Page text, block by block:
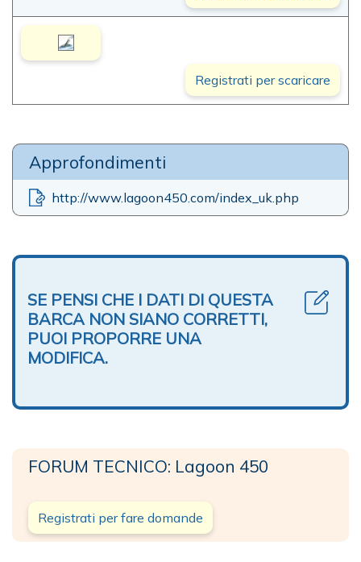
Registrati per scaricare
Approfondimenti
http://www.lagoon450.com/index_uk.php
SE PENSI CHE I DATI DI QUESTA
BARCA NON SIANO CORRETTI,
PUOI PROPORRE UNA
MODIFICA.
FORUM TECNICO: Lagoon 450
Registrati per fare domande